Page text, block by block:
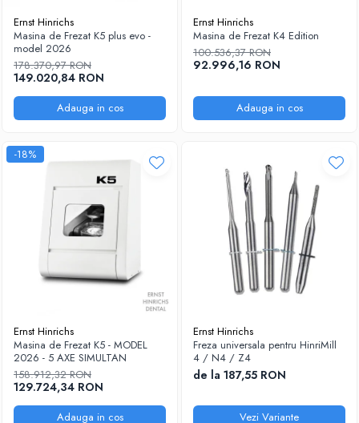
Ernst Hinrichs
Masina de Frezat K5 plus evo -
model 2026
178.370,97 RON
149.020,84 RON
Adauga in cos
Ernst Hinrichs
Masina de Frezat K4 Edition
100.536,37 RON
92.996,16 RON
Adauga in cos
-18%
Ernst Hinrichs
Masina de Frezat K5 - MODEL
2026 - 5 AXE SIMULTAN
158.912,32 RON
129.724,34 RON
Adauga in cos
Ernst Hinrichs
Freza universala pentru HinriMill
4 / N4 / Z4
de la 187,55 RON
Vezi Variante